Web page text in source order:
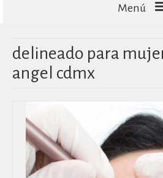
Menú
MASAJES
delineado para
angel cdmx